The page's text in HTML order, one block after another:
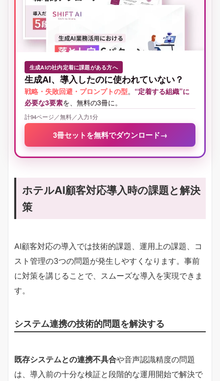
生成AIの社内定着に課題がある方へ
生成AI、導入したのに使われていない？
戦略・失敗回避・プロンプトの型。 “定着する組織”に
必要な3要素を、無料の3冊に。
計94ページ／無料／入力1分
3冊セットを無料でダウンロード→
ホテルAI顧客対応導入時の課題と解決
策
AI顧客対応の導入では技術的課題、運用上の課題、コ
スト管理の3つの問題が発生しやすくなります。事前
に対策を講じることで、スムーズな導入を実現できま
す。
システム連携の技術的問題を解決する
既存システムとの連携不具合や音声認識精度の問題
は、導入前の十分な検証と段階的な運用開始で解決で